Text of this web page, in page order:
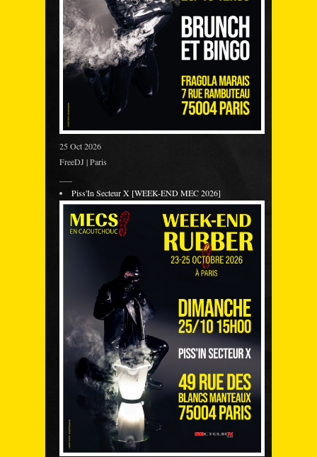
25 Oct 2026
FreeDJ | Paris
Piss'In Secteur X [WEEK-END MEC 2026]